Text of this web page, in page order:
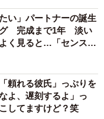
い」パートナーの誕生
グ 完成まで1年 淡い
く見ると…「センスす
頼れる彼氏」っぷりを
よ、遅刻するよ」っ
してますけど？笑